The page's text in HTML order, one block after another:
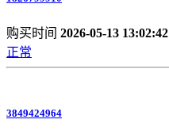
购买时间 2026-05-13 13:02:42
正常
3849424964